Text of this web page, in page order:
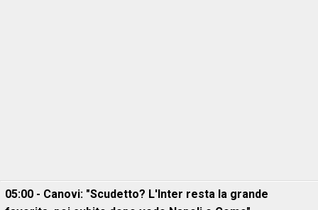
05:00 - Canovi: "Scudetto? L'Inter resta la grande